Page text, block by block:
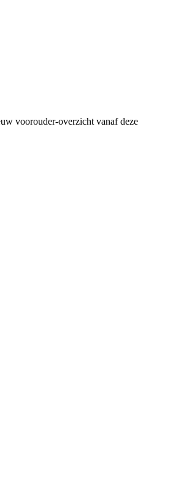
voorouder-overzicht vanaf deze